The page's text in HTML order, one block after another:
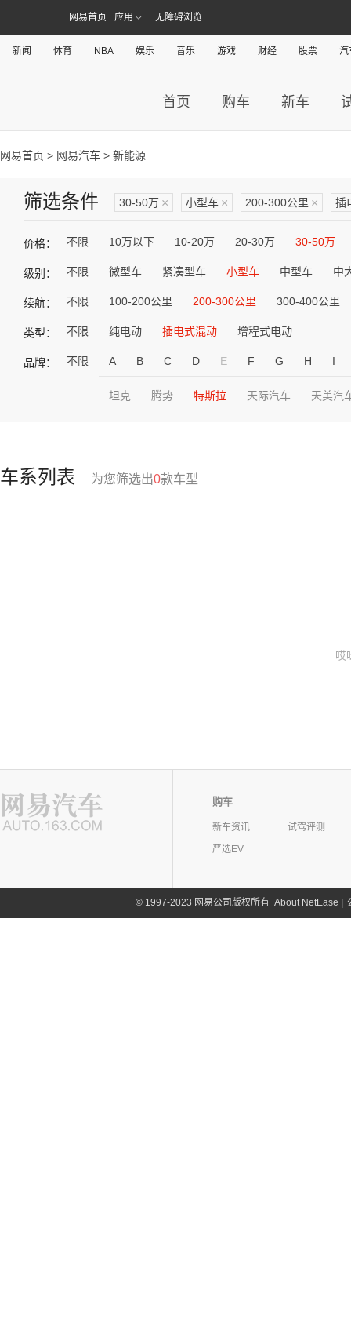
网易首页 应用 无障碍浏览
新闻 体育 NBA 娱乐 音乐 游戏 财经 股票 汽
首页 购车 新车
网易首页 > 网易汽车 > 新能源
筛选条件 30-50万 × 小型车 × 200-300公里 × 插
价格： 不限 10万以下 10-20万 20-30万 30-50万
级别： 不限 微型车 紧凑型车 小型车 中型车 中
续航： 不限 100-200公里 200-300公里 300-400公里
类型： 不限 纯电动 插电式混动 增程式电动
品牌： 不限 A B C D E F G H I
坦克 腾势 特斯拉 天际汽车 天美汽
车系列表 为您筛选出0款车型
哎
购车
新车资讯
试驾评测
严选EV
©1997-2023 网易公司版权所有 About NetEase